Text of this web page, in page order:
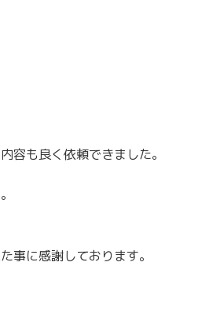
容も良く依頼できました。
事に感謝しております。